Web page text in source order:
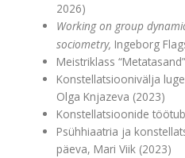
2026)
Working on group
sociometry, Ingeborg
Meistriklass
Konstellatsioonivälja
Olga Knjazeva (2023)
Konstellatsioonide
Psühhiaatria ja
päeva, Mari Viik (2023)